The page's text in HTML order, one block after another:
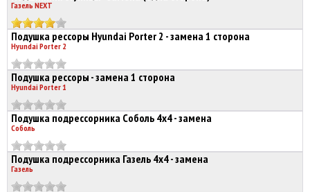
Газель NEXT
Подушка рессоры Hyundai Porter 2 - замена 1 сторона
Hyundai Porter 2
Подушка рессоры - замена 1 сторона
Hyundai Porter 1
Подушка подрессорника Соболь 4х4 - замена
Соболь
Подушка подрессорника Газель 4х4 - замена
Газель